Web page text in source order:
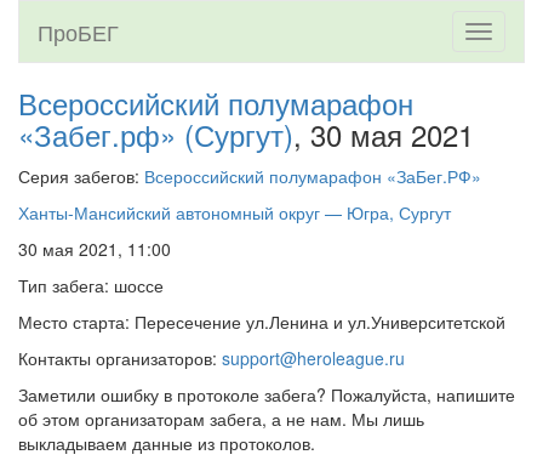
Toggle
ПроБЕГ
Всероссийский полумарафон
«Забег.рф» (Сургут), 30 мая 2021
Серия забегов: Всероссийский полумарафон «ЗаБег.РФ»
Ханты-Мансийский автономный округ — Югра, Сургут
30 мая 2021, 11:00
Тип забега: шоссе
Место старта: Пересечение ул.Ленина и ул.Университетской
Контакты организаторов: support@heroleague.ru
Заметили ошибку в протоколе забега? Пожалуйста, напишите
об этом организаторам забега, а не нам. Мы лишь
выкладываем данные из протоколов.